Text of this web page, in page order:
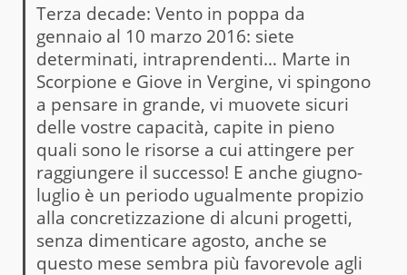
Terza decade: Vento in poppa da
gennaio al 10 marzo 2016: siete
determinati, intraprendenti… Marte in
Scorpione e Giove in Vergine, vi spingono
a pensare in grande, vi muovete sicuri
delle vostre capacità, capite in pieno
quali sono le risorse a cui attingere per
raggiungere il successo! E anche giugno-
luglio è un periodo ugualmente propizio
alla concretizzazione di alcuni progetti,
senza dimenticare agosto, anche se
questo mese sembra più favorevole agli